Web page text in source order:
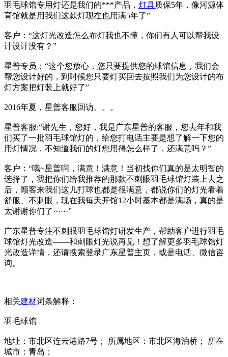
羽毛球馆专用灯还是我们的***产品， 灯具质保5年，像河源体
育馆就是用我们这款灯现在也用满5年了”
客户：“这灯光改造怎么布灯我也不懂，你们有人可以帮我设
计设计没有？”
星普专员：“这个您放心，您只要提供您的球馆信息，我们会
帮您设计好的，到时候您只要灯买回去按照我们为您设计的布
灯方案把灯装上就好了”
2016年夏，星普客服回访。。。
星普客服:“谢先生，您好，我是广东星普的客服，您去年和我
们买了一批羽毛球馆灯的，给您打电话主要是想了解一下您的
用灯情况，不知道我们的灯您用得怎么样了，还满意吗？”
客户：“哦~星普啊，满意！满意！当初找你们真的是太明智的
选择了，我把你们给我推荐的那款不刺眼羽毛球馆灯装上去之
后，顾客来我们这儿打球也都是很满意，都说你们的灯光看着
舒服、不刺眼，现在我每天开馆12小时基本都是满场，真的是
太谢谢你们了······”
广东星普专注不刺眼羽毛球馆灯研发生产，帮助客户进行羽毛
球馆灯光改造——和刺眼灯光说再见！想了解更多羽毛球馆灯
光改造详情，还请搜索登录广东星普主页，或是电话、微信咨
询。
相关建材词条解释：
羽毛球馆
地址：市北区连云港路7号； 所属地区：市北区海泊桥； 所在
城市：青岛；